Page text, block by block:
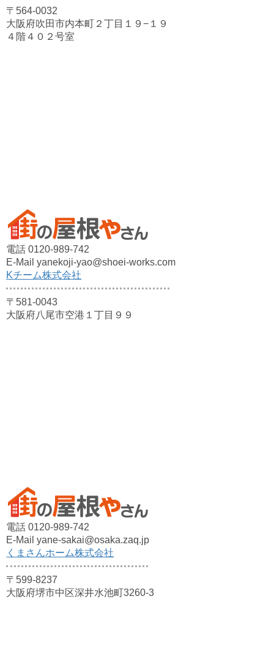
〒564-0032
大阪府吹田市内本町２丁目１９−１９
４階４０２号室
電話 0120-989-742
E-Mail yanekoji-yao@shoei-works.com
Kチーム株式会社
〒581-0043
大阪府八尾市空港１丁目９９
電話 0120-989-742
E-Mail yane-sakai@osaka.zaq.jp
くまさんホーム株式会社
〒599-8237
大阪府堺市中区深井水池町3260-3